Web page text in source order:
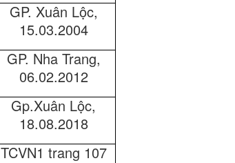
GP. Xuân Lộc,
15.03.2004
GP. Nha Trang,
06.02.2012
Gp.Xuân Lộc,
18.08.2018
TCVN1 trang 107